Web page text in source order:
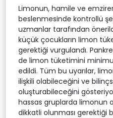
Limonun, hamile ve
beslenmesinde kontrollü
uzmanlar tarafından
küçük çocukların limon
gerektiği vurgulandı.
de limon tüketimini
edildi. Tüm bu uyarılar,
ilişkili olabileceğini ve
oluşturabileceğini
hassas gruplarda limonun
dikkatli olunması gerektiği